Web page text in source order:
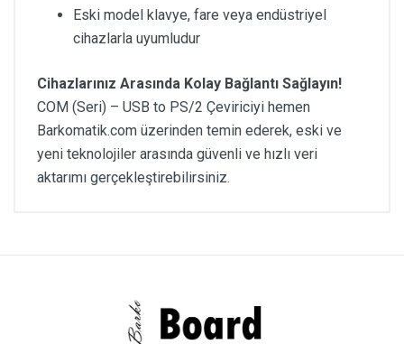
Eski model klavye, fare veya endüstriyel
cihazlarla uyumludur
Cihazlarınız Arasında Kolay Bağlantı Sağlayın!
COM (Seri) – USB to PS/2 Çeviriciyi hemen
Barkomatik.com üzerinden temin ederek, eski ve
yeni teknolojiler arasında güvenli ve hızlı veri
aktarımı gerçekleştirebilirsiniz.